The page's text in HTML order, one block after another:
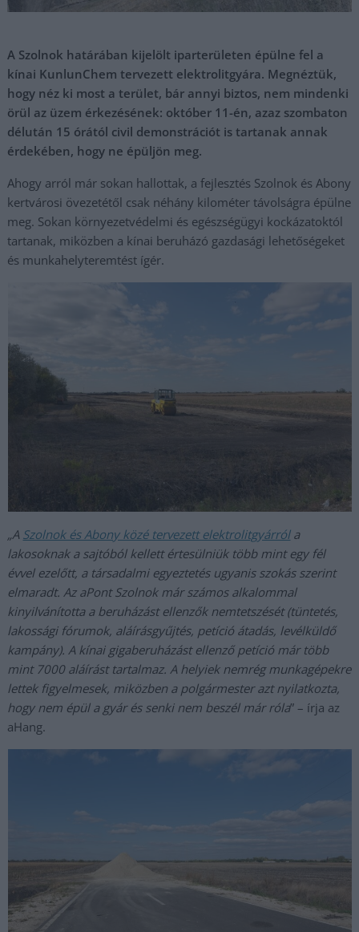
A Szolnok határában kijelölt iparterületen épülne fel a
kínai KunlunChem tervezett elektrolitgyára. Megnéztük,
hogy néz ki most a terület, bár annyi biztos, nem mindenki
örül az üzem érkezésének: október 11-én, azaz szombaton
délután 15 órától civil demonstrációt is tartanak annak
érdekében, hogy ne épüljön meg.
Ahogy arról már sokan hallottak, a fejlesztés Szolnok és Abony
kertvárosi övezetétől csak néhány kilométer távolságra épülne
meg. Sokan környezetvédelmi és egészségügyi kockázatoktól
tartanak, miközben a kínai beruházó gazdasági lehetőségeket
és munkahelyteremtést ígér.
„A Szolnok és Abony közé tervezett elektrolitgyárróla
lakosoknak a sajtóból kellett értesülniük több mint egy fél
évvel ezelőtt, a társadalmi egyeztetés ugyanis szokás szerint
elmaradt. Az aPont Szolnok már számos alkalommal
kinyilvánította a beruházást ellenzők nemtetszését (tüntetés,
lakossági fórumok, aláírásgyűjtés, petíció átadás, levélküldő
kampány). A kínai gigaberuházást ellenző petíció már több
mint 7000 aláírást tartalmaz. A helyiek nemrég munkagépekre
lettek figyelmesek, miközben a polgármester azt nyilatkozta,
hogy nem épül a gyár és senki nem beszél már róla” – írja az
aHang.